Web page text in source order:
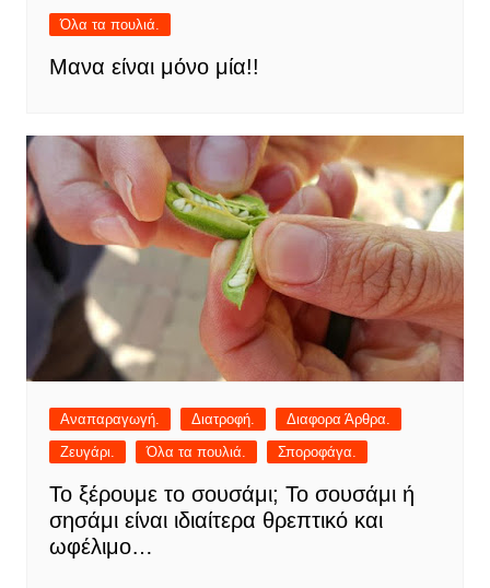
Όλα τα πουλιά.
Μανα είναι μόνο μία!!
Αναπαραγωγή. Διατροφή.
Διαφορα Άρθρα.
Ζευγάρι.
Όλα τα πουλιά. Σποροφάγα.
Το ξέρουμε το σουσάμι; Το σουσάμι ή
σησάμι είναι ιδιαίτερα θρεπτικό και
ωφέλιμο…